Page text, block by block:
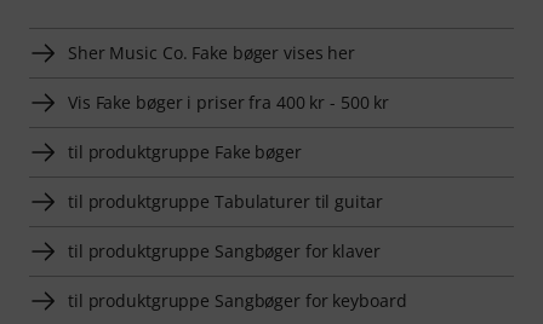
Sher Music Co. Fake bøger vises her
Vis Fake bøger i priser fra 400 kr - 500 kr
til produktgruppe Fake bøger
til produktgruppe Tabulaturer til guitar
til produktgruppe Sangbøger for klaver
til produktgruppe Sangbøger for keyboard